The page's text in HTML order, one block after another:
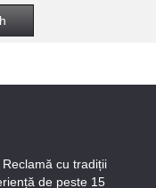
cu tradiții
de peste 15